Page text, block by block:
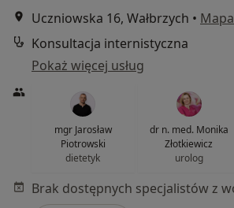
Uczniowska 16, Wałbrzych • Mapa
Konsultacja internistyczna
Pokaż więcej usług
mgr Jarosław
Piotrowski
dietetyk
dr n. med. Monika
Złotkiewicz
urolog